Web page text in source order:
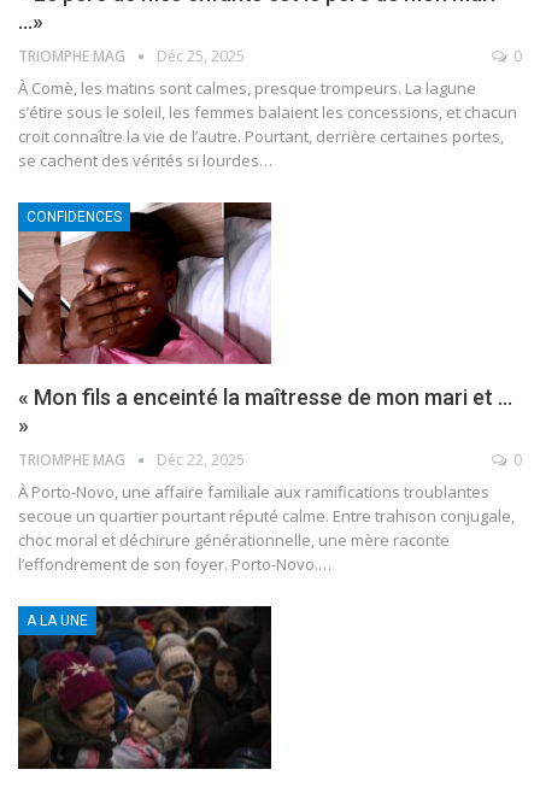
…»
TRIOMPHE MAG Déc 25, 2025 0
À Comè, les matins sont calmes, presque trompeurs. La lagune
s’étire sous le soleil, les femmes balaient les concessions, et chacun
croit connaître la vie de l’autre. Pourtant, derrière certaines portes,
se cachent des vérités si lourdes…
CONFIDENCES
« Mon fils a enceinté la maîtresse de mon mari et …
»
TRIOMPHE MAG Déc 22, 2025 0
À Porto-Novo, une affaire familiale aux ramifications troublantes
secoue un quartier pourtant réputé calme. Entre trahison conjugale,
choc moral et déchirure générationnelle, une mère raconte
l’effondrement de son foyer. Porto-Novo.…
A LA UNE